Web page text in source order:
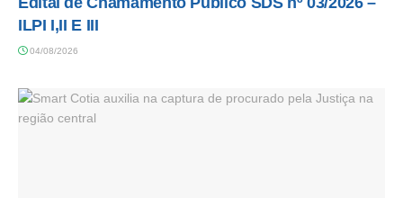
ILPI I,II E III
04/08/2026